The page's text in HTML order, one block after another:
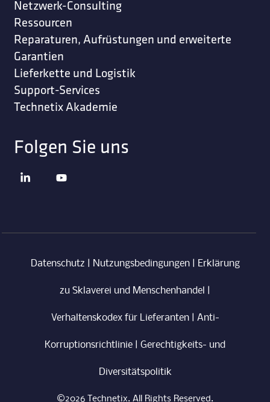
Netzwerk-Consulting
Ressourcen
Reparaturen, Aufrüstungen und erweiterte
Garantien
Lieferkette und Logistik
Support-Services
Technetix Akademie
Folgen Sie uns
Datenschutz Nutzungsbedingungen| Erklärung
zu Sklaverei und Menschenhandel
Verhaltenskodex für Lieferanten| Anti-
Korruptionsrichtlinie Gerechtigkeits- und
Diversitätspolitik
©2026 Technetix. All Rights Reserved.